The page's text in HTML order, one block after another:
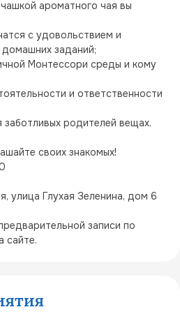
ароматного чая вы
с удовольствием и
заданий;
Монтессори среды и кому
и ответственности
родителей вещах.
своих знакомых!
улица Глухая Зеленина, дом 6
записи по
сайте.